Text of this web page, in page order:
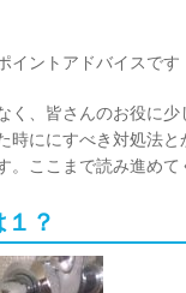
イントアドバイスです
く、皆さんのお役に
時ににすべき対処法
。ここまで読み進め
？